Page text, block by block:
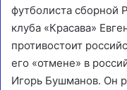
футболиста сборной
клуба «Красава»
противостоит
его «отмене» в
Игорь Бушманов. Он